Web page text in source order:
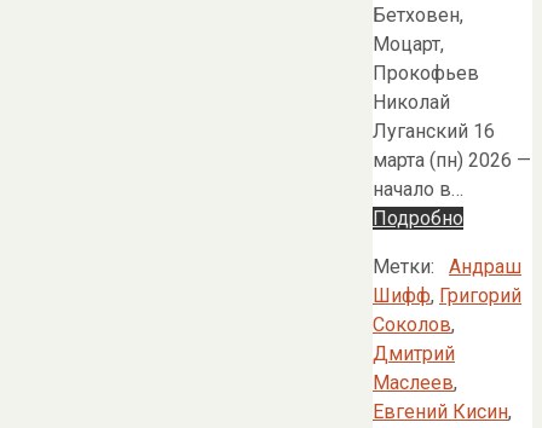
Бетховен,
Моцарт,
Прокофьев
Николай
Луганский 16
марта (пн) 2026 —
начало в…
Подробно
Метки:
Андраш
Шифф, Григорий
Соколов,
Дмитрий
Маслеев,
Евгений Кисин,